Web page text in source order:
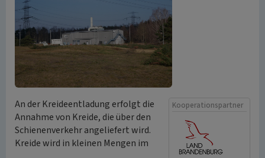
Kooperationspartner
An der Kreideentladung erfolgt die
Annahme von Kreide, die über den
Schienenverkehr angeliefert wird.
Kreide wird in kleinen Mengen im